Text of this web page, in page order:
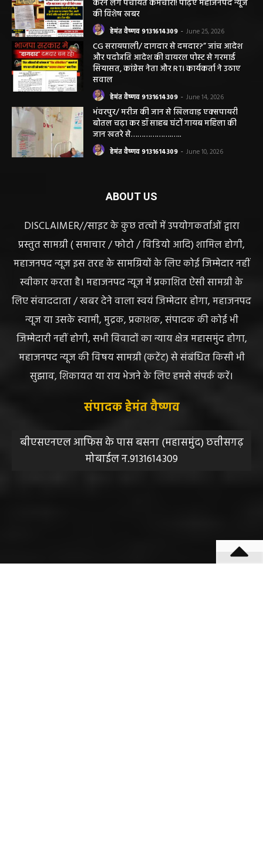
करने लगे पंचायत कर्मचारी! पढ़िए महाजनपद न्यूज
की विशेष खबर
हेमंत वैष्णव 9131614309 - June 25, 2026
CG सरायपाली/ दागदार से दमदार?” जांच आदेश
और पदोन्नति आदेश की वायरल पोस्ट से गरमाई
सियासत, कांग्रेस नेता और RTI कार्यकर्ता ने उठाए
सवाल
हेमंत वैष्णव 9131614309 - June 14, 2026
भंवरपुर/ मरीज की जान से खिलवाड़ एक्सपायरी
बोतल चढ़ा कर डॉ साहब घंटों गायब महिला की
जान खतरे से……………….…..
हेमंत वैष्णव 9131614309 - June 10, 2026
ABOUT US
DISCLAIMER//साइट के कुछ तत्वों में उपयोगकर्ताओं द्वारा
प्रस्तुत सामग्री ( समाचार / फोटो / विडियो आदि) शामिल होगी,
महाजनपद न्यूज इस तरह के सामग्रियों के लिए कोई जिम्मेदार नहीं
स्वीकार करता है। महाजनपद न्यूज में प्रकाशित ऐसी सामग्री के
लिए संवाददाता / खबर देने वाला स्वयं जिम्मेदार होगा, महाजनपद
न्यूज या उसके स्वामी, मुद्रक, प्रकाशक, संपादक की कोई भी
जिम्मेदारी नहीं होगी, सभी विवादों का न्याय क्षेत्र महासमुंद होगा,
महाजनपद न्यूज की विषय सामग्री (कटेंट) से संबंधित किसी भी
सुझाव, शिकायत या राय भेजने के लिए हमसे संपर्क करें।
संपादक हेमंत वैष्णव
बीएसएनएल आफिस के पास बसना (महासमुंद) छत्तीसगढ़
मोबाईल न.9131614309